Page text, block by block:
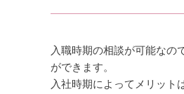
入職時期の相談が可能なの
ができます。
入社時期によってメリット